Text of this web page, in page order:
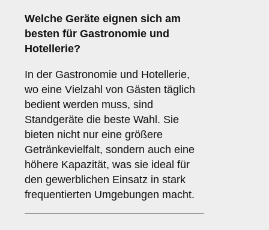
Welche Geräte eignen sich am
besten für Gastronomie und
Hotellerie?
In der Gastronomie und Hotellerie,
wo eine Vielzahl von Gästen täglich
bedient werden muss, sind
Standgeräte die beste Wahl. Sie
bieten nicht nur eine größere
Getränkevielfalt, sondern auch eine
höhere Kapazität, was sie ideal für
den gewerblichen Einsatz in stark
frequentierten Umgebungen macht.